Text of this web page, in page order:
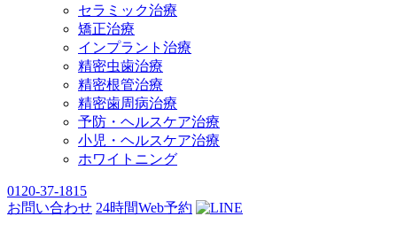
セラミック治療
矯正治療
インプラント治療
精密虫歯治療
精密根管治療
精密歯周病治療
予防・ヘルスケア治療
小児・ヘルスケア治療
ホワイトニング
0120-37-1815
お問い合わせ 24時間Web予約